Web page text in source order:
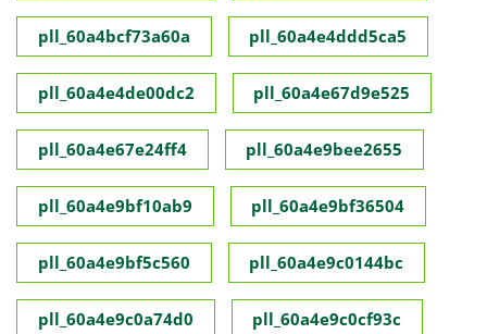
pll_60a4bcf73a60a pll_60a4e4ddd5ca5
pll_60a4e4de00dc2 pll_60a4e67d9e525
pll_60a4e67e24ff4 pll_60a4e9bee2655
pll_60a4e9bf10ab9 pll_60a4e9bf36504
pll_60a4e9bf5c560 pll_60a4e9c0144bc
pll_60a4e9c0a74d0 pll_60a4e9c0cf93c